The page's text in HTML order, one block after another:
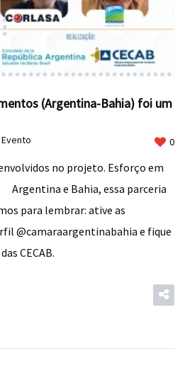
(Argentina-Bahia) foi um
Evento 0
no projeto. Esforço em
Argentina e Bahia, essa parceria
para lembrar: ative as
@camaraargentinabahia e fique
CECAB.